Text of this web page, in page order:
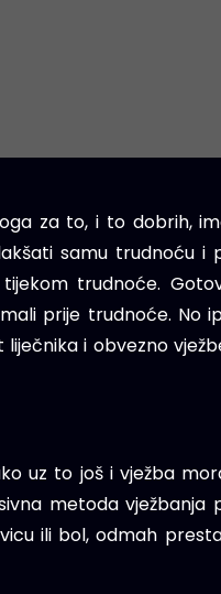
za to, i to dobrih,
samu trudnoću i
trudnoće.
prije trudnoće. No
i obvezno
uz to još i vježba
metoda vježbanja
ili bol, odmah